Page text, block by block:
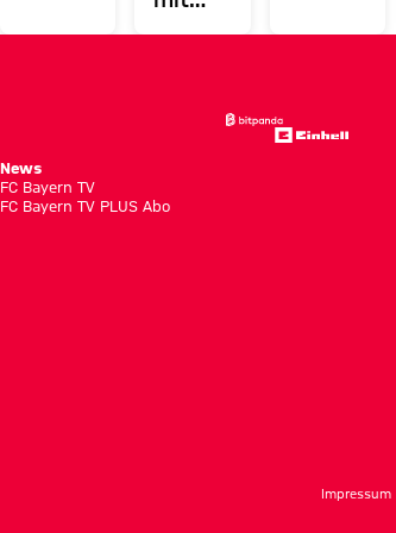
Remis
Testspiel
Nürnberg
gegen
News
FC Bayern TV
FC Bayern TV PLUS Abo
Impressum